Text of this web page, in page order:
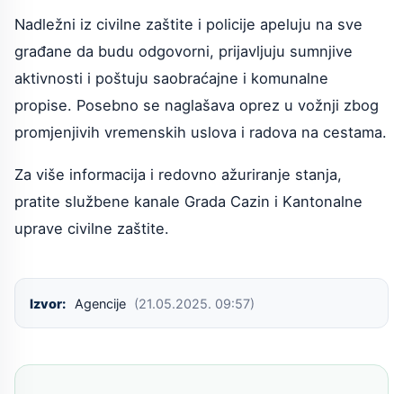
Nadležni iz civilne zaštite i policije apeluju na sve
građane da budu odgovorni, prijavljuju sumnjive
aktivnosti i poštuju saobraćajne i komunalne
propise. Posebno se naglašava oprez u vožnji zbog
promjenjivih vremenskih uslova i radova na cestama.
Za više informacija i redovno ažuriranje stanja,
pratite službene kanale Grada Cazin i Kantonalne
uprave civilne zaštite.
Izvor: Agencije (21.05.2025. 09:57)